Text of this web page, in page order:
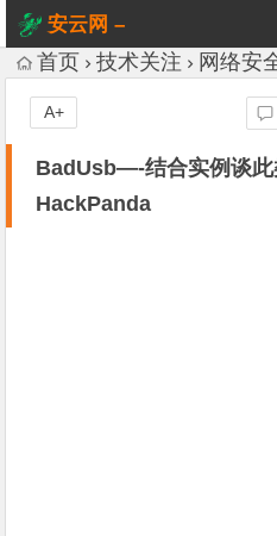
安云网 –
AnYun.ORG
首页 技术关注 网络安
BadUsb—-结合实例谈此
HackPanda
A+